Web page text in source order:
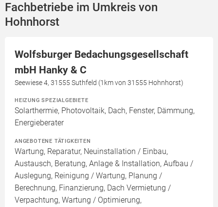
Fachbetriebe im Umkreis von
Hohnhorst
Wolfsburger Bedachungsgesellschaft
mbH Hanky & C
Seewiese 4, 31555 Suthfeld (1km von 31555 Hohnhorst)
HEIZUNG SPEZIALGEBIETE
Solarthermie, Photovoltaik, Dach, Fenster, Dämmung,
Energieberater
ANGEBOTENE TÄTIGKEITEN
Wartung, Reparatur, Neuinstallation / Einbau,
Austausch, Beratung, Anlage & Installation, Aufbau /
Auslegung, Reinigung / Wartung, Planung /
Berechnung, Finanzierung, Dach Vermietung /
Verpachtung, Wartung / Optimierung,